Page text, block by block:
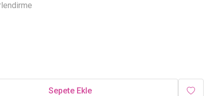
Sepete Ekle